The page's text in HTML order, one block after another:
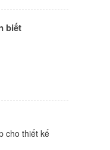
biết
cho thiết kế